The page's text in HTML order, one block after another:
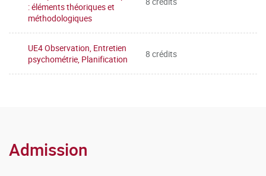
: éléments théoriques et
méthodologiques
UE4 Observation, Entretien
psychométrie, Planification
8 crédits
Admission